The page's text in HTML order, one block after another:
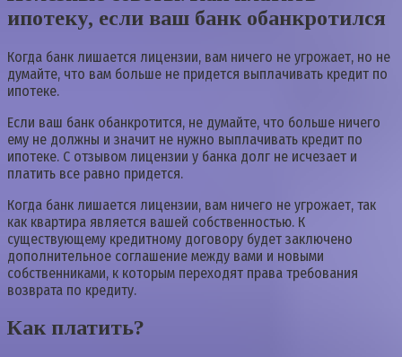
ипотеку, если ваш банк обанкротился
Когда банк лишается лицензии, вам ничего не угрожает, но не
думайте, что вам больше не придется выплачивать кредит по
ипотеке.
Если ваш банк обанкротится, не думайте, что больше ничего
ему не должны и значит не нужно выплачивать кредит по
ипотеке. С отзывом лицензии у банка долг не исчезает и
платить все равно придется.
Когда банк лишается лицензии, вам ничего не угрожает, так
как квартира является вашей собственностью. К
существующему кредитному договору будет заключено
дополнительное соглашение между вами и новыми
собственниками, к которым переходят права требования
возврата по кредиту.
Как платить?